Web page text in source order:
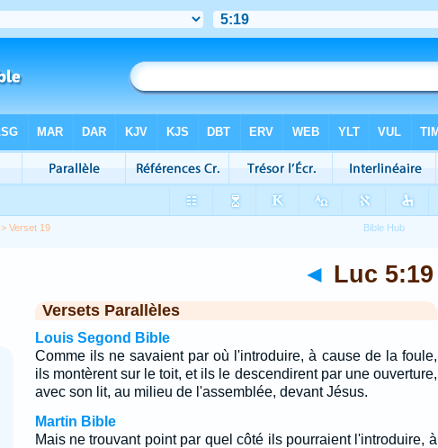
> Verset 19
◄ Luc 5:19
Versets Parallèles
Louis Segond Bible
Comme ils ne savaient par où l'introduire, à cause de la foule,
ils montèrent sur le toit, et ils le descendirent par une ouverture,
avec son lit, au milieu de l'assemblée, devant Jésus.
Martin Bible
Mais ne trouvant point par quel côté ils pourraient l'introduire, à